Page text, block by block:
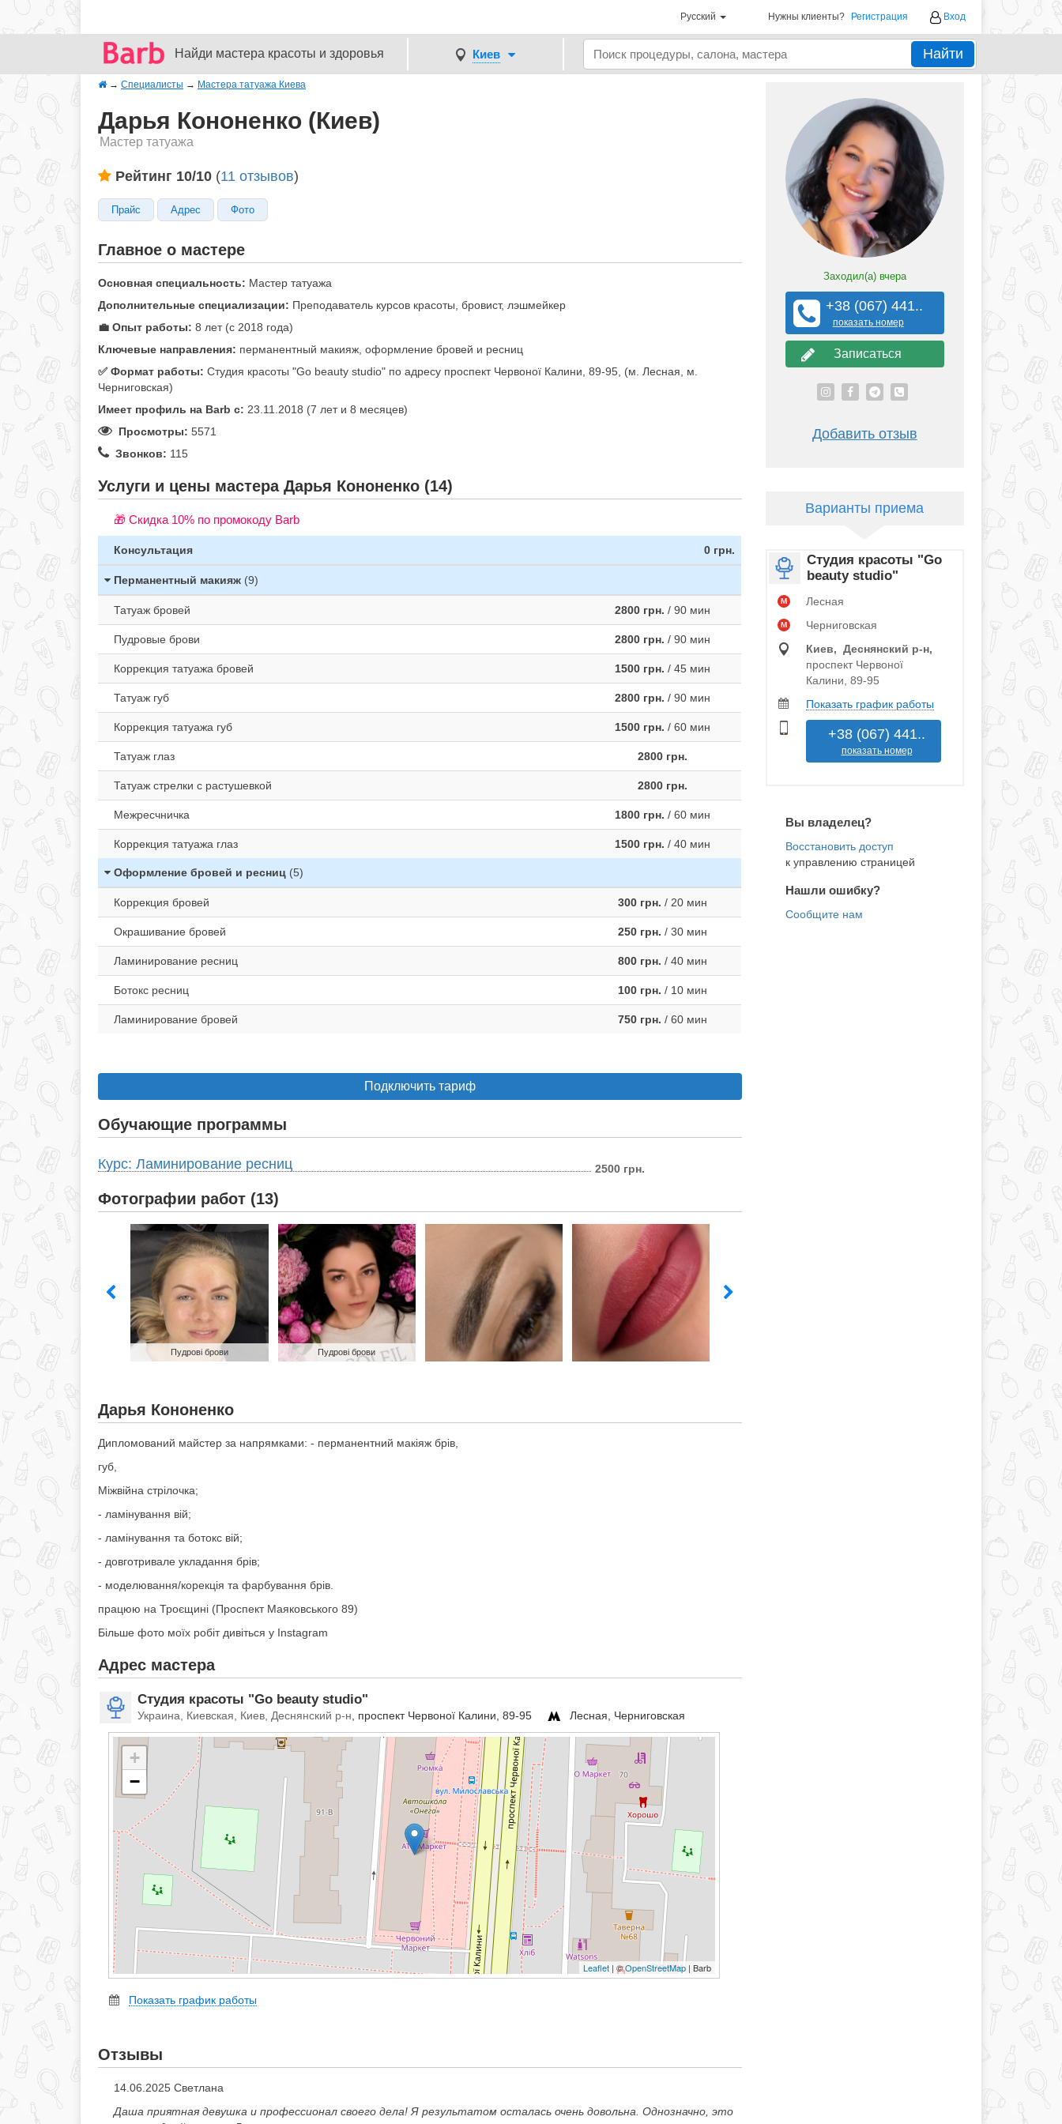
Русский Нужны клиенты? Регистрация Вход
Найди мастера красоты и здоровья Киев Найти
→ Специалисты → Мастера татуажа Киева
Дарья Кононенко (Киев)
Мастер татуажа
Рейтинг 10/10 (11 отзывов)
Прайс Адрес Фото
Главное о мастере
Основная специальность: Мастер татуажа
Дополнительные специализации: Преподаватель курсов красоты, бровист, лэшмейкер
💼 Опыт работы: 8 лет (с 2018 года)
Ключевые направления: перманентный макияж, оформление бровей и ресниц
✅️ Формат работы: Студия красоты "Go beauty studio" по адресу проспект Червоної Калини, 89-95, (м. Лесная, м.
Черниговская)
Имеет профиль на Barb c: 23.11.2018 (7 лет и 8 месяцев)
Просмотры: 5571
Звонков: 115
Услуги и цены мастера Дарья Кононенко (14)
🎁 Cкидка 10% по промокоду Barb
Консультация 0 грн.
Перманентный макияж (9)
Татуаж бровей 2800 грн. / 90 мин
Пудровые брови 2800 грн. / 90 мин
Коррекция татуажа бровей 1500 грн. / 45 мин
Татуаж губ 2800 грн. / 90 мин
Коррекция татуажа губ 1500 грн. / 60 мин
Татуаж глаз 2800 грн.
Татуаж стрелки с растушевкой 2800 грн.
Межресчничка 1800 грн. / 60 мин
Коррекция татуажа глаз 1500 грн. / 40 мин
Оформление бровей и ресниц (5)
Коррекция бровей 300 грн. / 20 мин
Окрашивание бровей 250 грн. / 30 мин
Ламинирование ресниц 800 грн. / 40 мин
Ботокс ресниц 100 грн. / 10 мин
Ламинирование бровей 750 грн. / 60 мин
Подключить тариф
Обучающие программы
Курс: Ламинирование ресниц 2500 грн.
Фотографии работ (13)
Коррекция и окрашивание
бровей
Пудрові брови Пудрові брови
Дарья Кононенко
Дипломований майстер за напрямками: - перманентний макіяж брів,
губ,
Міжвійна стрілочка;
- ламінування вій;
- ламінування та ботокс вій;
- довготривале укладання брів;
- моделювання/корекція та фарбування брів.
працюю на Троєщині (Проспект Маяковського 89)
Більше фото моїх робіт дивіться у Instagram
Адрес мастера
Студия красоты "Go beauty studio"
Украина, Киевская, Киев, Деснянский р-н, проспект Червоної Калини, 89-95 Лесная, Черниговская
+
−
Leaflet | ©OpenStreetMap | Barb
Показать график работы
Отзывы
14.06.2025 Светлана
Даша приятная девушка и профессионал своего дела! Я результатом осталась очень довольна. Однозначно, это
Заходил(а) вчера
+38 (067) 441..
показать номер
Записаться
Добавить отзыв
Варианты приема
Студия красоты "Go
beauty studio"
M Лесная
M
Черниговская
Киев, Деснянский р‑н,
проспект Червоної
Калини, 89-95
Показать график работы
+38 (067) 441..
показать номер
Вы владелец?
к управлению страницей
Нашли ошибку?